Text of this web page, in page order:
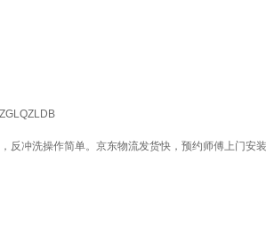
冲洗操作简单。京东物流发货快，预约师傅上门安